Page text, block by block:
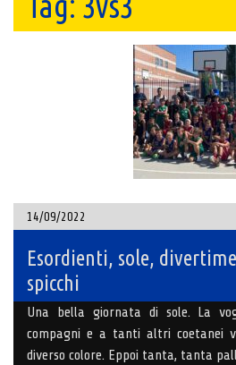
14/09/2022
Esordienti, sole,
spicchi
Una bella giornata di sole. La
compagni e a tanti altri coetanei
diverso colore. Eppoi tanta, tanta